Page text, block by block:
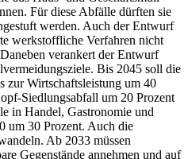
Für diese Abfälle dürften sie
werden. Auch der Entwurf
werkstoffliche Verfahren nicht
verankert der Entwurf
Bis 2045 soll die
zur Wirtschaftsleistung um 40
Siedlungsabfall um 20 Prozent
in Handel, Gastronomie und
um 30 Prozent. Auch die
Ab 2033 müssen
Gegenstände annehmen und auf